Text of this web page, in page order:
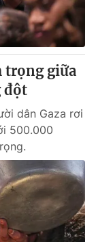
trọng giữa
đột
dân Gaza rơi
500.000